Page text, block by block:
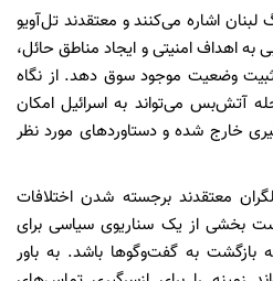
اشاره می‌کنند و معتقدند تل‌آویو
اهداف امنیتی و ایجاد مناطق حائل،
وضعیت موجود سوق دهد. از نگاه
آتش‌بس می‌تواند به اسرائیل امکان
خارج شده و دستاوردهای مورد نظر
معتقدند برجسته شدن اختلافات
بخشی از یک سناریوی سیاسی برای
بازگشت به گفت‌وگوها باشد. به باور